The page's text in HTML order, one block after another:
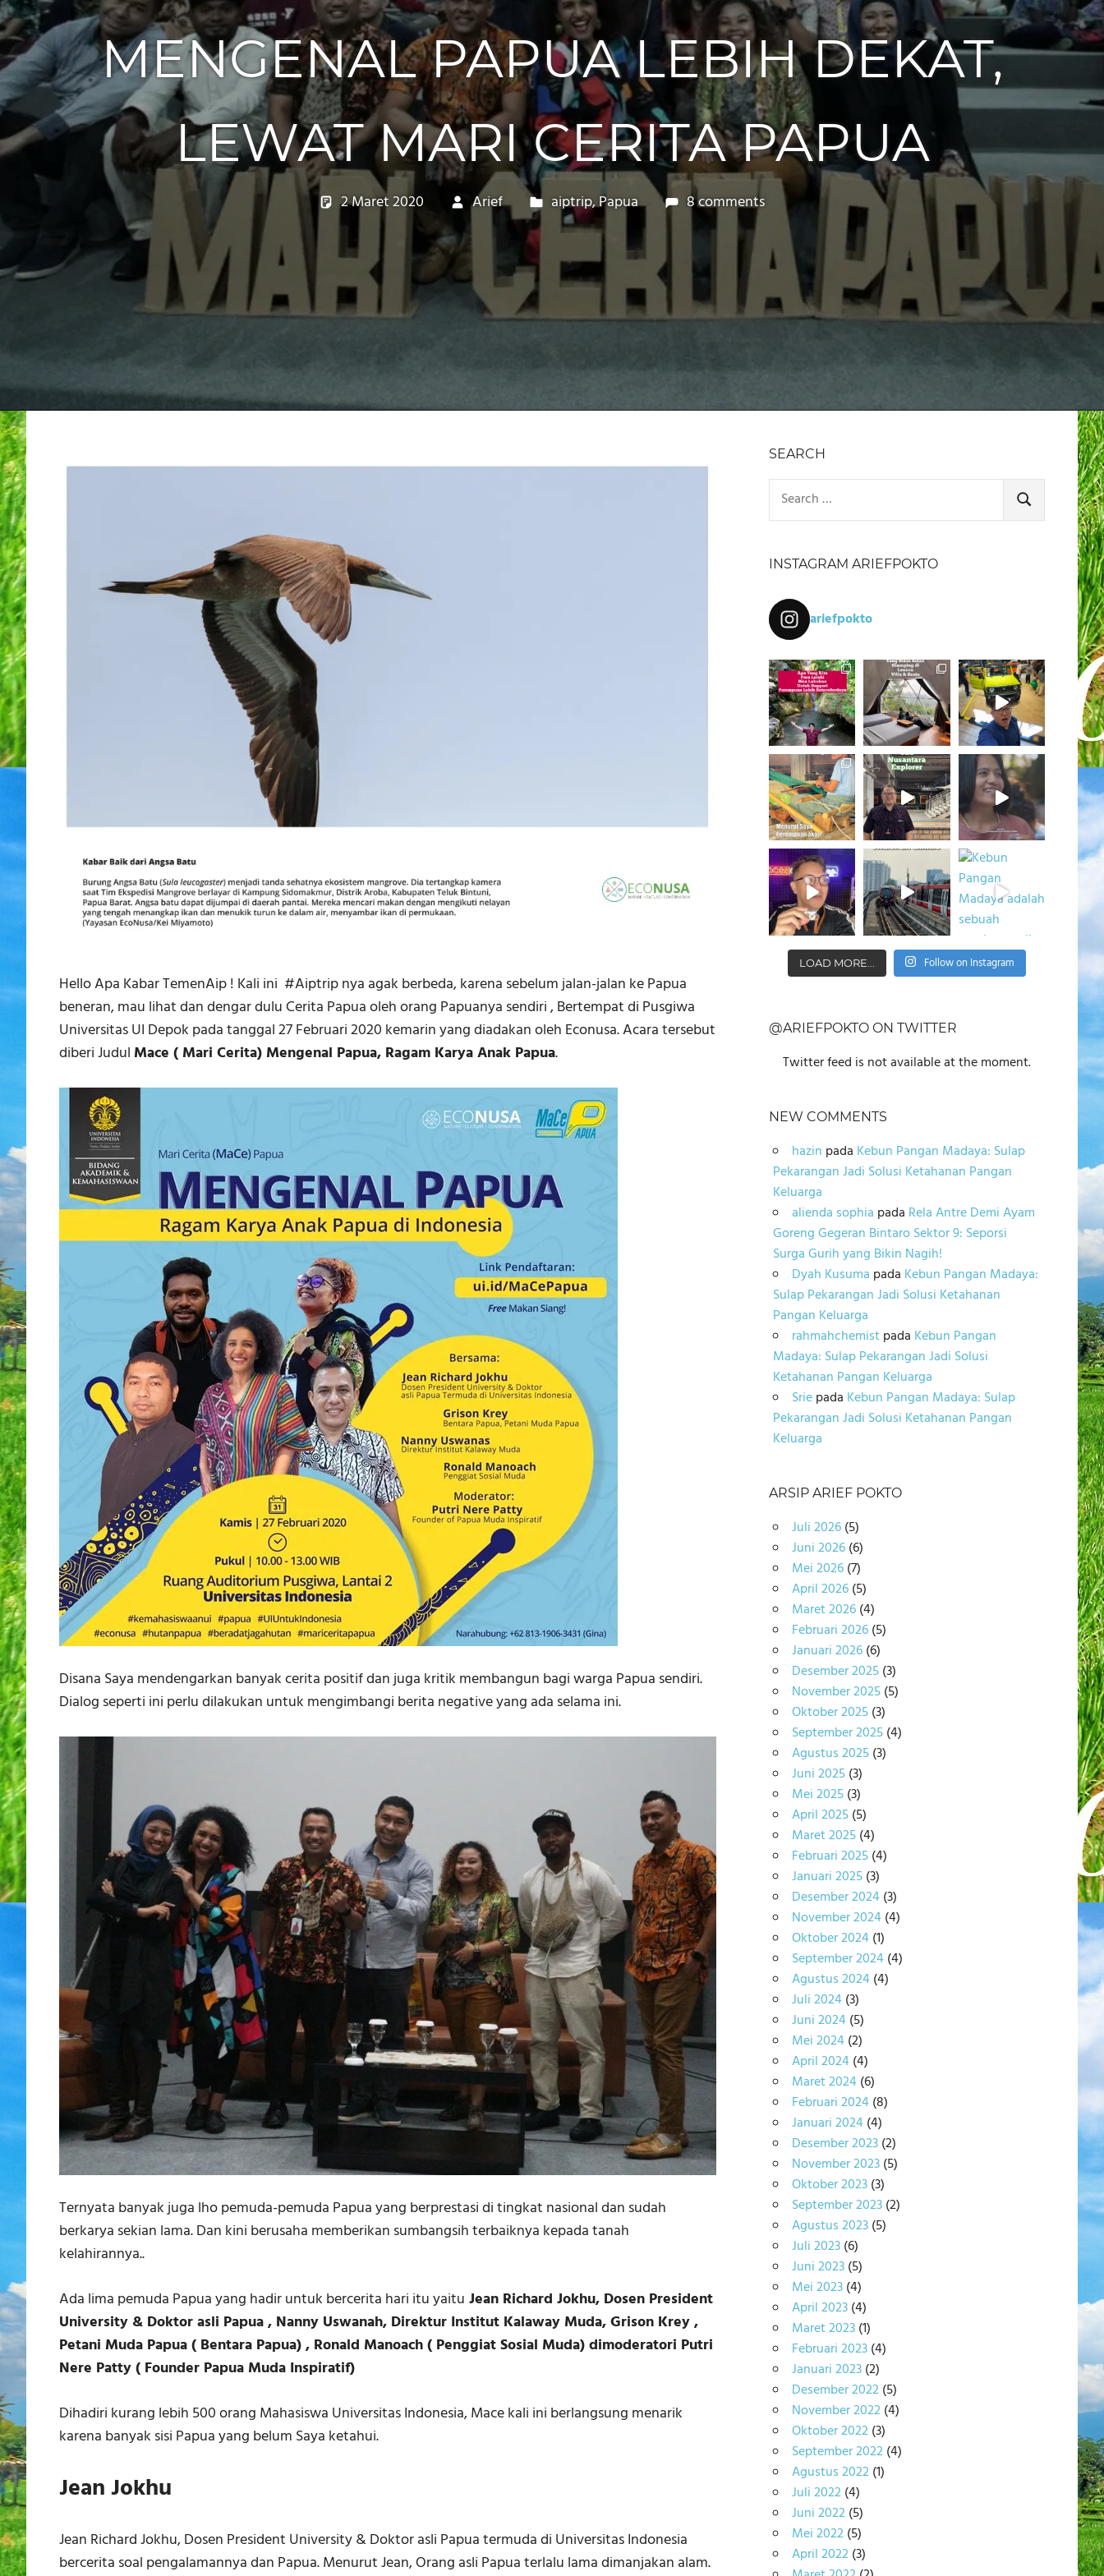
MENGENAL PAPUA LEBIH DEKAT,
LEWAT MARI CERITA PAPUA
2 Maret 2020 Arief aiptrip,Papua 8 comments
Hello Apa Kabar TemenAip ! Kali ini #Aiptrip nya agak berbeda, karena sebelum jalan-jalan ke Papua
beneran, mau lihat dan dengar dulu Cerita Papua oleh orang Papuanya sendiri , Bertempat di Pusgiwa
Universitas UI Depok pada tanggal 27 Februari 2020 kemarin yang diadakan oleh Econusa. Acara tersebut
diberi Judul Mace ( Mari Cerita) Mengenal Papua, Ragam Karya Anak Papua.
Disana Saya mendengarkan banyak cerita positif dan juga kritik membangun bagi warga Papua sendiri.
Dialog seperti ini perlu dilakukan untuk mengimbangi berita negative yang ada selama ini.
Ternyata banyak juga lho pemuda-pemuda Papua yang berprestasi di tingkat nasional dan sudah
berkarya sekian lama. Dan kini berusaha memberikan sumbangsih terbaiknya kepada tanah
kelahirannya..
Ada lima pemuda Papua yang hadir untuk bercerita hari itu yaitu Jean Richard Jokhu, Dosen President
University & Doktor asli Papua , Nanny Uswanah, Direktur Institut Kalaway Muda, Grison Krey ,
Petani Muda Papua ( Bentara Papua) , Ronald Manoach ( Penggiat Sosial Muda) dimoderatori Putri
Nere Patty ( Founder Papua Muda Inspiratif)
Dihadiri kurang lebih 500 orang Mahasiswa Universitas Indonesia, Mace kali ini berlangsung menarik
karena banyak sisi Papua yang belum Saya ketahui.
Jean Jokhu
Jean Richard Jokhu, Dosen President University & Doktor asli Papua termuda di Universitas Indonesia
bercerita soal pengalamannya dan Papua. Menurut Jean, Orang asli Papua terlalu lama dimanjakan alam.
SEARCH
Search
for:
SEARCH
INSTAGRAM ARIEFPOKTO
ariefpokto
LOAD MORE... Follow on Instagram
@ARIEFPOKTO ON TWITTER
Twitter feed is not available at the moment.
NEW COMMENTS
hazin pada Kebun Pangan Madaya: Sulap
Pekarangan Jadi Solusi Ketahanan Pangan
Keluarga
alienda sophia pada Rela Antre Demi Ayam
Goreng Gegeran Bintaro Sektor 9: Seporsi
Surga Gurih yang Bikin Nagih!
Dyah Kusuma pada Kebun Pangan Madaya:
Sulap Pekarangan Jadi Solusi Ketahanan
Pangan Keluarga
rahmahchemistpada Kebun Pangan
Madaya: Sulap Pekarangan Jadi Solusi
Ketahanan Pangan Keluarga
Sriepada Kebun Pangan Madaya: Sulap
Pekarangan Jadi Solusi Ketahanan Pangan
Keluarga
ARSIP ARIEF POKTO
Juli 2026(5)
Juni 2026(6)
Mei 2026(7)
April 2026(5)
Maret 2026(4)
Februari 2026(5)
Januari 2026(6)
Desember 2025(3)
November 2025(5)
Oktober 2025(3)
September 2025(4)
Agustus 2025(3)
Juni 2025(3)
Mei 2025(3)
April 2025(5)
Maret 2025(4)
Februari 2025(4)
Januari 2025(3)
Desember 2024(3)
November 2024(4)
Oktober 2024(1)
September 2024(4)
Agustus 2024(4)
Juli 2024(3)
Juni 2024(5)
Mei 2024(2)
April 2024(4)
Maret 2024(6)
Februari 2024(8)
Januari 2024(4)
Desember 2023(2)
November 2023(5)
Oktober 2023(3)
September 2023(2)
Agustus 2023(5)
Juli 2023(6)
Juni 2023(5)
Mei 2023(4)
April 2023(4)
Maret 2023(1)
Februari 2023(4)
Januari 2023(2)
Desember 2022(5)
November 2022(4)
Oktober 2022(3)
September 2022(4)
Agustus 2022(1)
Juli 2022(4)
Juni 2022(5)
Mei 2022(5)
April 2022(3)